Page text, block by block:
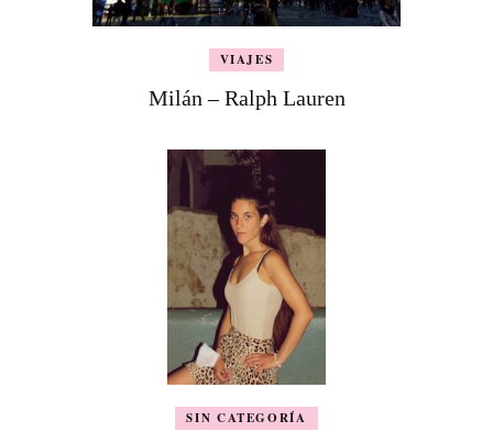
VIAJES
Milán – Ralph Lauren
SIN CATEGORÍA